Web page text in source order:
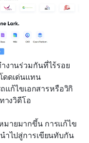
งานร่วมกันที่ไร้รอย
ดดเด่นแทน
แก้ไขเอกสารหรือวิกิ
างวิดีโอ
มายมากขึ้น การแก้ไข
ำไปสู่การเขียนทับกัน